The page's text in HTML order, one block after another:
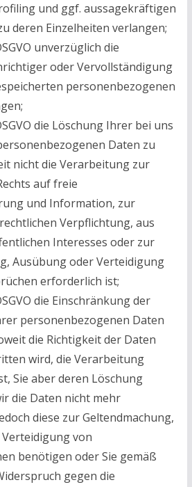
und ggf. aussagekräftigen
deren Einzelheiten verlangen;
unverzüglich die
oder Vervollständigung
personenbezogenen
die Löschung Ihrer bei uns
Daten zu
nicht die Verarbeitung zur
auf freie
und Information, zur
Verpflichtung, aus
Interesses oder zur
Ausübung oder Verteidigung
erforderlich ist;
die Einschränkung der
personenbezogenen Daten
die Richtigkeit der Daten
wird, die Verarbeitung
Sie aber deren Löschung
die Daten nicht mehr
diese zur Geltendmachung,
von
benötigen oder Sie gemäß
gegen die